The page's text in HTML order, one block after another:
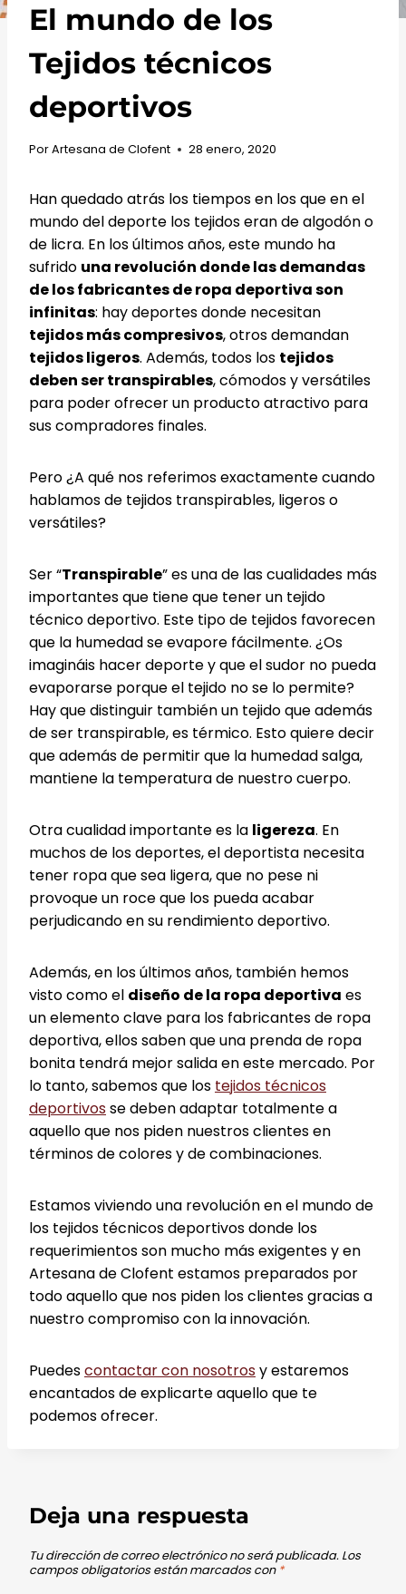
El mundo de los
Tejidos técnicos
deportivos
PorArtesana de Clofent 28 enero, 2020
Han quedado atrás los tiempos en los que en el
mundo del deporte los tejidos eran de algodón o
de licra. En los últimos años, este mundo ha
sufrido una revolución donde las demandas
de los fabricantes de ropa deportiva son
infinitas: hay deportes donde necesitan
tejidos más compresivos, otros demandan
tejidos ligeros. Además, todos los tejidos
deben ser transpirables, cómodos y versátiles
para poder ofrecer un producto atractivo para
sus compradores finales.
Pero ¿A qué nos referimos exactamente cuando
hablamos de tejidos transpirables, ligeros o
versátiles?
Ser “Transpirable” es una de las cualidades más
importantes que tiene que tener un tejido
técnico deportivo. Este tipo de tejidos favorecen
que la humedad se evapore fácilmente. ¿Os
imagináis hacer deporte y que el sudor no pueda
evaporarse porque el tejido no se lo permite?
Hay que distinguir también un tejido que además
de ser transpirable, es térmico. Esto quiere decir
que además de permitir que la humedad salga,
mantiene la temperatura de nuestro cuerpo.
Otra cualidad importante es la ligereza. En
muchos de los deportes, el deportista necesita
tener ropa que sea ligera, que no pese ni
provoque un roce que los pueda acabar
perjudicando en su rendimiento deportivo.
Además, en los últimos años, también hemos
visto como el diseño de la ropa deportiva es
un elemento clave para los fabricantes de ropa
deportiva, ellos saben que una prenda de ropa
bonita tendrá mejor salida en este mercado. Por
lo tanto, sabemos que los tejidos técnicos
deportivosse deben adaptar totalmente a
aquello que nos piden nuestros clientes en
términos de colores y de combinaciones.
Estamos viviendo una revolución en el mundo de
los tejidos técnicos deportivos donde los
requerimientos son mucho más exigentes y en
Artesana de Clofent estamos preparados por
todo aquello que nos piden los clientes gracias a
nuestro compromiso con la innovación.
Puedescontactar con nosotrosy estaremos
encantados de explicarte aquello que te
podemos ofrecer.
Deja una respuesta
Tu dirección de correo electrónico no será publicada. Los
campos obligatorios están marcados con *